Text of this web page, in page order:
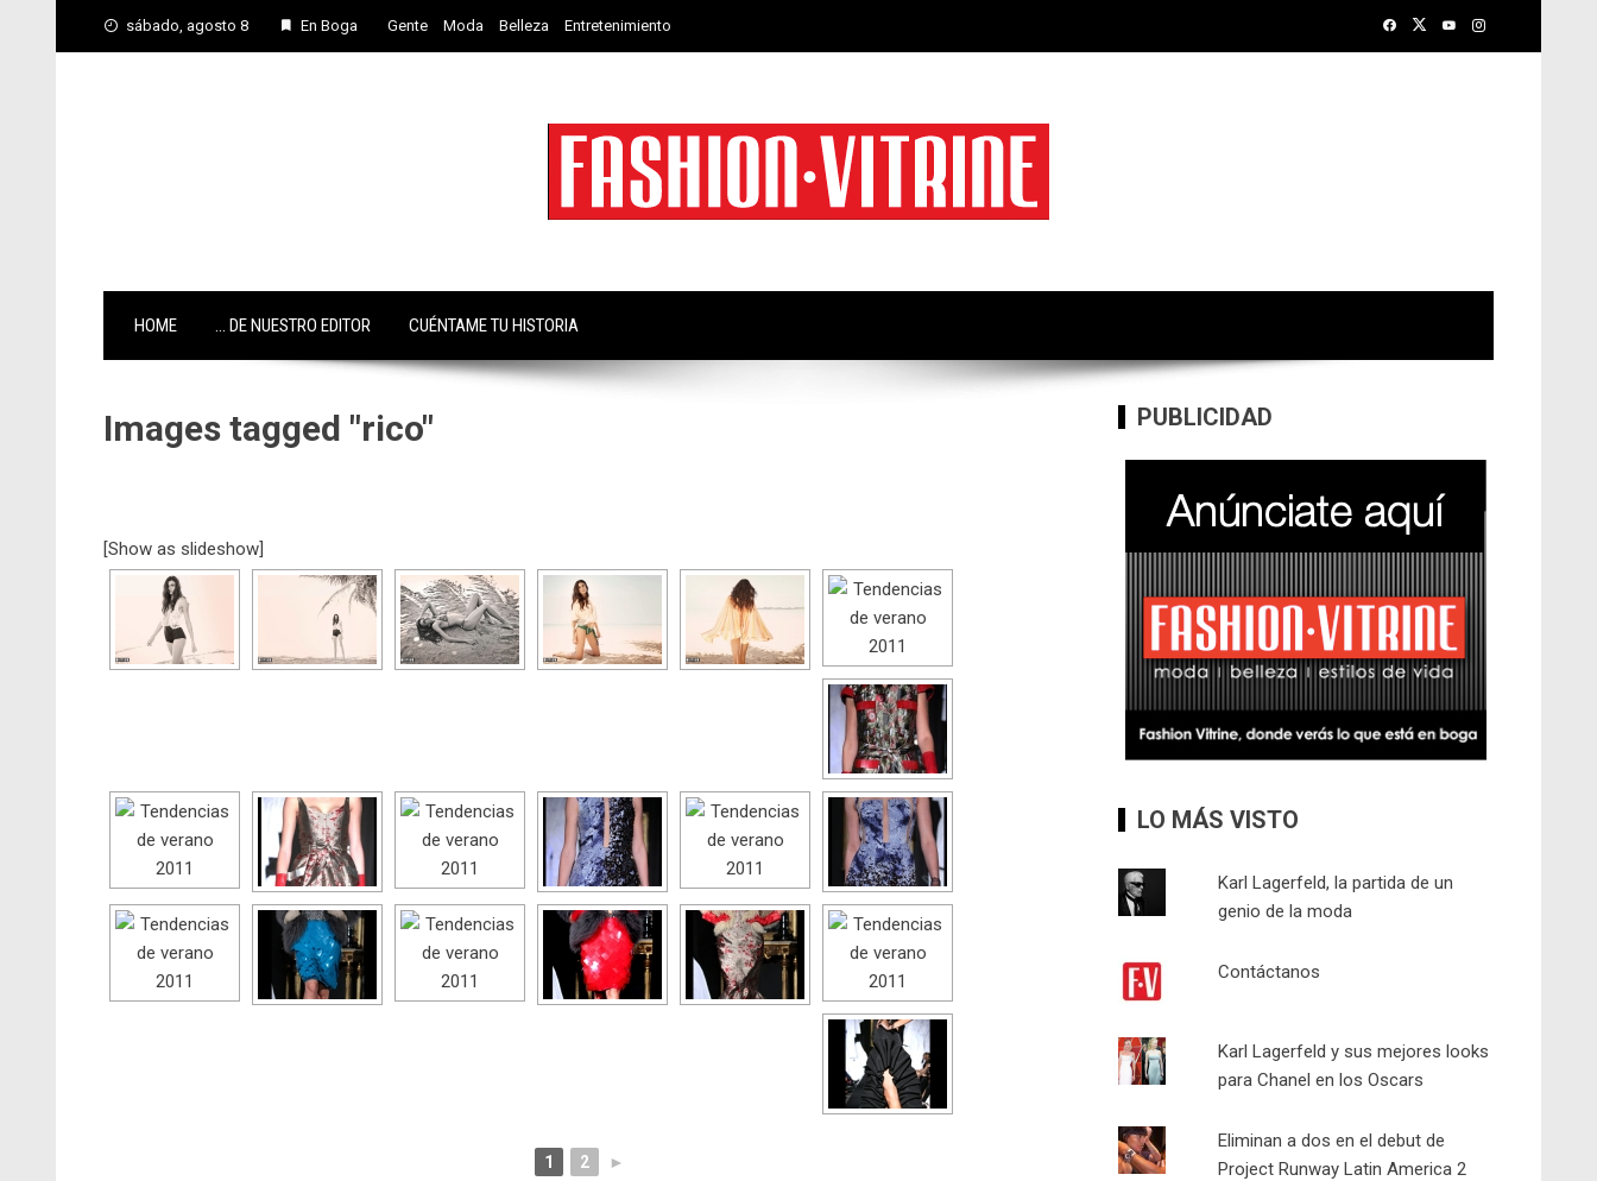
sábado, agosto 8 En Boga Gente Moda Belleza Entretenimiento
HOME … DE NUESTRO EDITOR CUÉNTAME TU HISTORIA
Images tagged "rico"
[Show as slideshow]
1 2 ►
PUBLICIDAD
LO MÁS VISTO
Karl Lagerfeld, la partida de un
genio de la moda
Contáctanos
Karl Lagerfeld y sus mejores looks
para Chanel en los Oscars
Eliminan a dos en el debut de
Project Runway Latin America 2